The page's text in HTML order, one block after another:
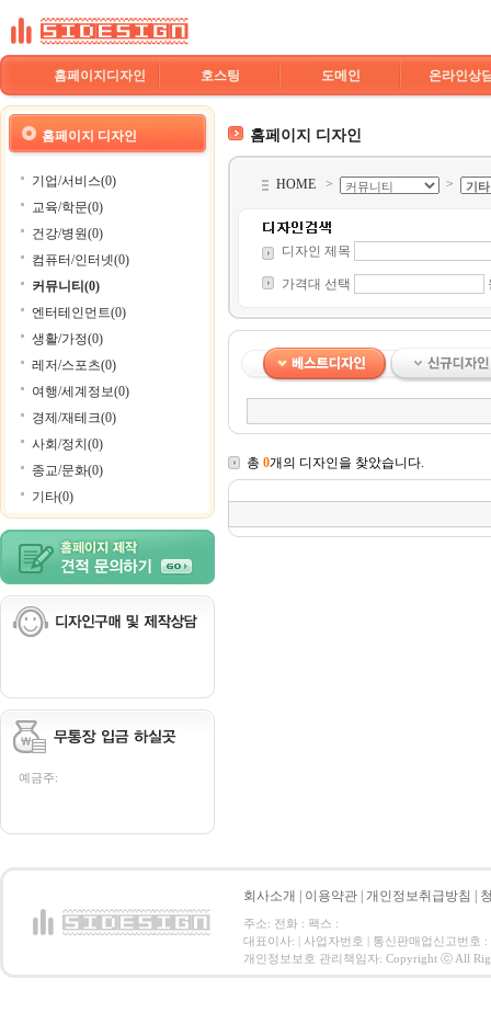
홈페이지디자인 호스팅 도메인 온라인상
홈페이지 디자인
기업/서비스(0)
교육/학문(0)
건강/병원(0)
컴퓨터/인터넷(0)
커뮤니티(0)
엔터테인먼트(0)
생활/가정(0)
레저/스포츠(0)
여행/세계정보(0)
경제/재테크(0)
사회/정치(0)
종교/문화(0)
기타(0)
예금주:
홈페이지 디자인
HOME > >
디자인 제목
가격대 선택
총 0개의 디자인을 찾았습니다.
회사소개 이용약관 개인정보취급방침
주소: 전화 : 팩스 :
대표이사: | 사업자번호 | 통신판매업신고번호 :
개인정보보호 관리책임자: Copyright ⓒ All